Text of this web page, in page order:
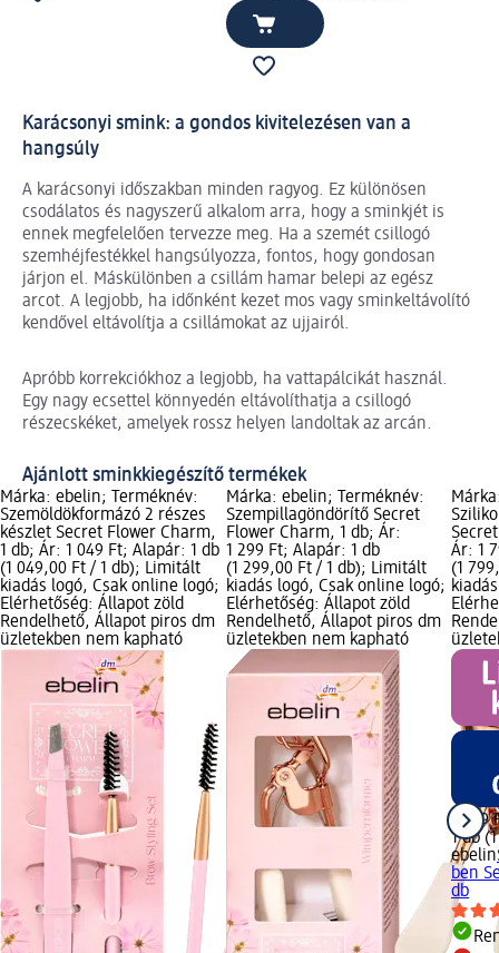
Karácsonyi smink: a gondos kivitelezésen van a
hangsúly
A karácsonyi időszakban minden ragyog. Ez különösen
csodálatos és nagyszerű alkalom arra, hogy a sminkjét is
ennek megfelelően tervezze meg. Ha a szemét csillogó
szemhéjfestékkel hangsúlyozza, fontos, hogy gondosan
járjon el. Máskülönben a csillám hamar belepi az egész
arcot. A legjobb, ha időnként kezet mos vagy sminkeltávolító
kendővel eltávolítja a csillámokat az ujjairól.
Apróbb korrekciókhoz a legjobb, ha vattapálcikát használ.
Egy nagy ecsettel könnyedén eltávolíthatja a csillogó
részecskéket, amelyek rossz helyen landoltak az arcán.
Ajánlott sminkkiegészítő termékek
Márka: ebelin; Terméknév:
Szemöldökformázó 2 részes
készlet Secret Flower Charm,
1 db; Ár: 1 049 Ft; Alapár: 1 db
(1 049,00 Ft / 1 db); Limitált
kiadás logó, Csak online logó;
Elérhetőség: Állapot zöld
Rendelhető, Állapot piros dm
üzletekben nem kapható
Márka: ebelin; Terméknév:
Szempillagöndörítő Secret
Flower Charm, 1 db; Ár:
1 299 Ft; Alapár: 1 db
(1 299,00 Ft / 1 db); Limitált
kiadás logó, Csak online logó;
Elérhetőség: Állapot zöld
Rendelhető, Állapot piros dm
üzletekben nem kapható
Ár: 1
(1
1 799
1 db
ebelin
ben
db